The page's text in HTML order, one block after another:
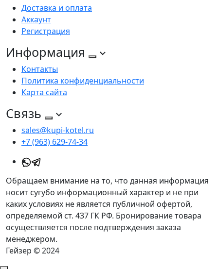
Доставка и оплата
Аккаунт
Регистрация
Информация
Контакты
Политика конфиденциальности
Карта сайта
Связь
sales@kupi-kotel.ru
+7 (963) 629-74-34
Обращаем внимание на то, что данная информация
носит сугубо информационный характер и не при
каких условиях не является публичной офертой,
определяемой ст. 437 ГК РФ. Бронирование товара
осуществляется после подтверждения заказа
менеджером.
Гейзер © 2024